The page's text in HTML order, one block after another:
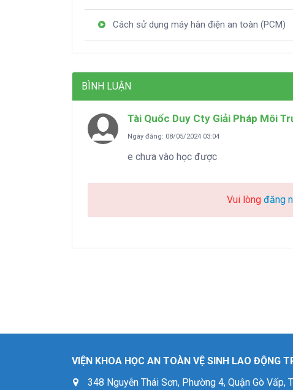
Cách sử dụng máy hàn điện an toàn (PCM)
BÌNH LUẬN
Tài Quốc Duy Cty Giải Pháp Môi
Ngày đăng: 08/05/2024 03:04
e chưa vào học được
Vui lòng đăng
VIỆN KHOA HỌC AN TOÀN VỆ SINH LAO ĐỘNG
348 Nguyễn Thái Sơn, Phường 4, Quận Gò Vấp,